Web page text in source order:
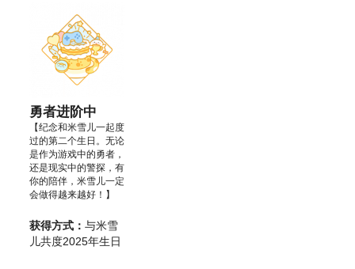
勇者进阶中
【纪念和米雪儿一起度
过的第二个生日。无论
是作为游戏中的勇者，
还是现实中的警探，有
你的陪伴，米雪儿一定
会做得越来越好！】
获得方式：与米雪
儿共度2025年生日